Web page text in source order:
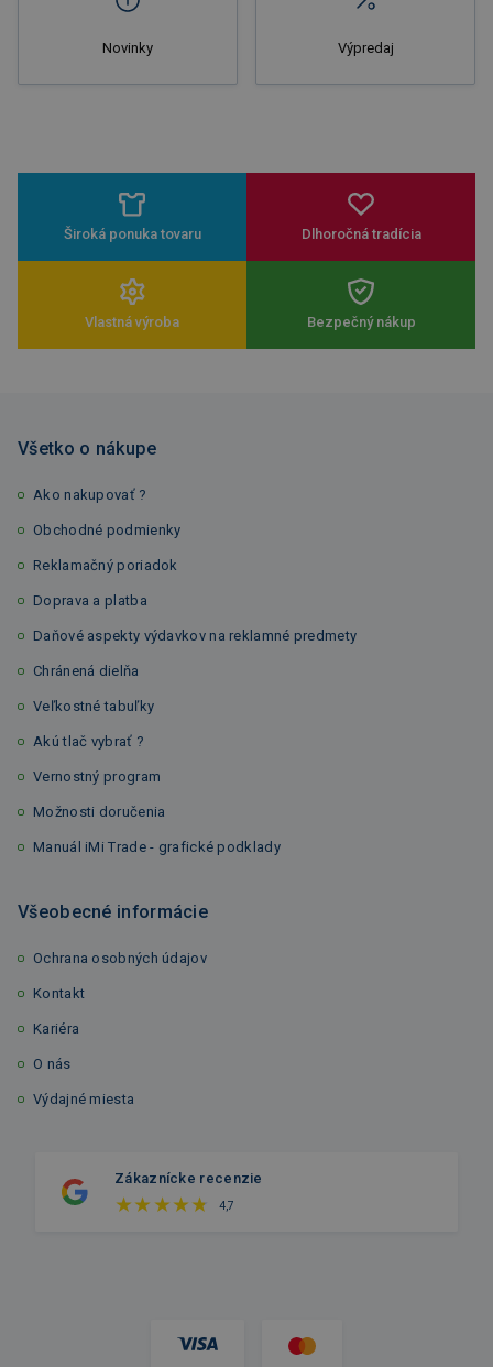
Novinky Výpredaj
Široká ponuka tovaru Dlhoročná tradícia
Vlastná výroba Bezpečný nákup
Všetko o nákupe
Ako nakupovať ?
Obchodné podmienky
Reklamačný poriadok
Doprava a platba
Daňové aspekty výdavkov na reklamné predmety
Chránená dielňa
Veľkostné tabuľky
Akú tlač vybrať ?
Vernostný program
Možnosti doručenia
Manuál iMi Trade - grafické podklady
Všeobecné informácie
Ochrana osobných údajov
Kontakt
Kariéra
O nás
Výdajné miesta
Zákaznícke recenzie
4,7